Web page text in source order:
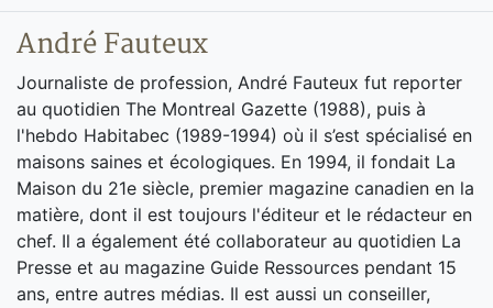
André Fauteux
Journaliste de profession, André Fauteux fut reporter
au quotidien The Montreal Gazette (1988), puis à
l'hebdo Habitabec (1989-1994) où il s’est spécialisé en
maisons saines et écologiques. En 1994, il fondait La
Maison du 21e siècle, premier magazine canadien en la
matière, dont il est toujours l'éditeur et le rédacteur en
chef. Il a également été collaborateur au quotidien La
Presse et au magazine Guide Ressources pendant 15
ans, entre autres médias. Il est aussi un conseiller,